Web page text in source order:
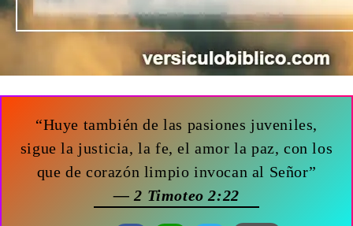
“Huye también de las pasiones juveniles,
sigue la justicia, la fe, el amor la paz, con los
que de corazón limpio invocan al Señor”
— 2 Timoteo 2:22